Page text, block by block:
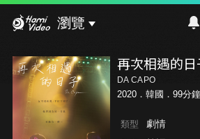
瀏覽
再次相遇的日
DA CAPO
2020．韓國．99分鐘
類型 劇情